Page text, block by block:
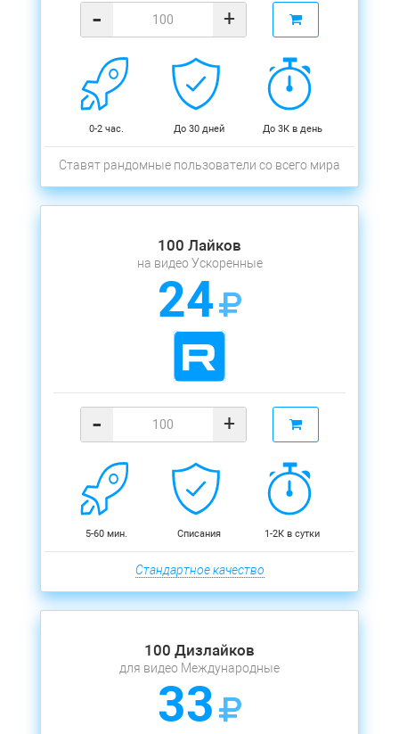
- +
0-2 час. До 30 дней До 3К в день
Ставят рандомные пользователи со всего мира
100 Лайков
на видео Ускоренные
24
- +
5-60 мин. Списания 1-2К в сутки
Стандартное качество
100 Дизлайков
для видео Международные
33